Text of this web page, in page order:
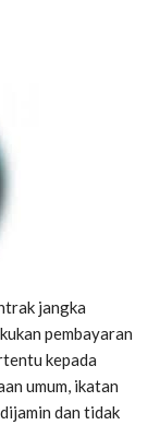
jangka
pembayaran
kepada
umum, ikatan
dan tidak